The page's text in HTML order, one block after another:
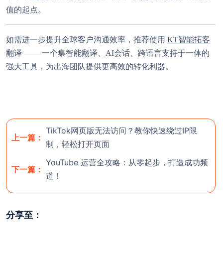
值的起点。
如需进一步提升全球客户沟通效率，推荐使用 KT智能拓客
翻译 —— 一个集智能翻译、AI会话、跨语言支持于一体的
强大工具，为出海团队提供更高效的转化利器。
上一篇：
TikTok网页版无法访问？教你快速绕过IP限
制，轻松打开页面
下一篇：
YouTube 运营全攻略：从零起步，打造成功频
道！
分享至：